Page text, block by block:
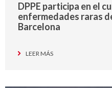
DPPE participa en el
enfermedades raras
Barcelona
LEER MÁS